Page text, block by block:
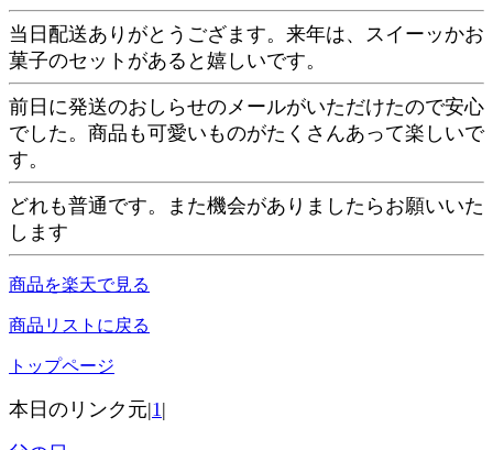
当日配送ありがとうござます。来年は、スイーッかお
菓子のセットがあると嬉しいです。
前日に発送のおしらせのメールがいただけたので安心
でした。商品も可愛いものがたくさんあって楽しいで
す。
どれも普通です。また機会がありましたらお願いいた
します
商品を楽天で見る
商品リストに戻る
トップページ
本日のリンク元|1|